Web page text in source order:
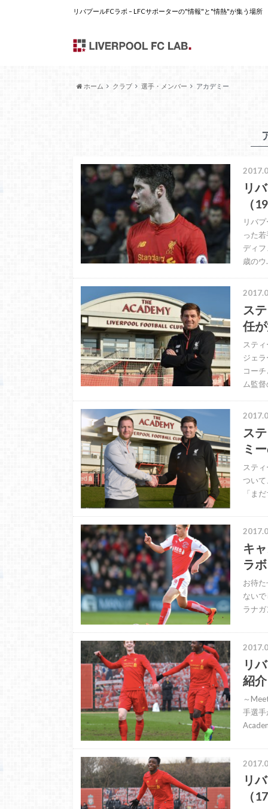
リバプールFCラボ – LFCサポーターの"情報"と"情熱"が集う場所
ホーム クラブ 選手・メンバー アカデミー
リ
（
リバ
った
ディ
歳の
ス
任
ステ
ジェ
コー
ム監
ス
ミ
ステ
つい
「ま
キ
ラ
お待
ない
ラナ
リ
紹
～
手選
リ
（